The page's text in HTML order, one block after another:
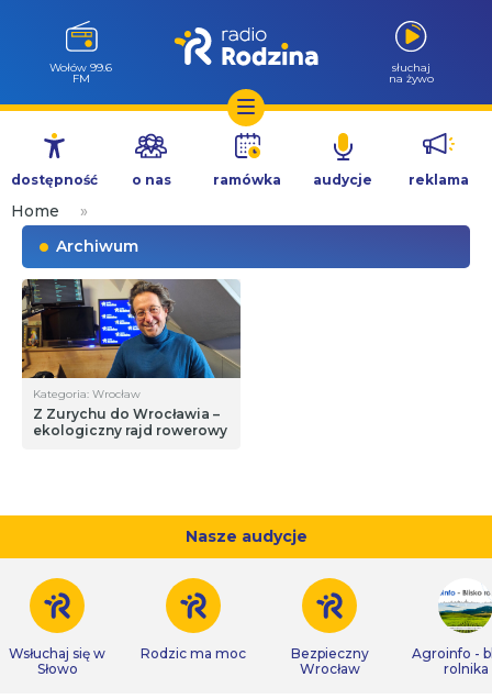
Przejdź
treści
Wołów 99.6
FM
słuchaj
na żywo
dostępność o nas ramówka audycje reklama
Home
»
Archiwum
Kategoria: Wrocław
Z Zurychu do Wrocławia –
ekologiczny rajd rowerowy
Nasze audycje
Wsłuchaj się w
Słowo
Rodzic ma moc
Bezpieczny
Wrocław
Agroinfo -
rolnika